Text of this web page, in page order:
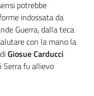
potrebbe
indossata da
Guerra, dalla teca
con la mano la
Giosue Carducci
Serra fu allievo